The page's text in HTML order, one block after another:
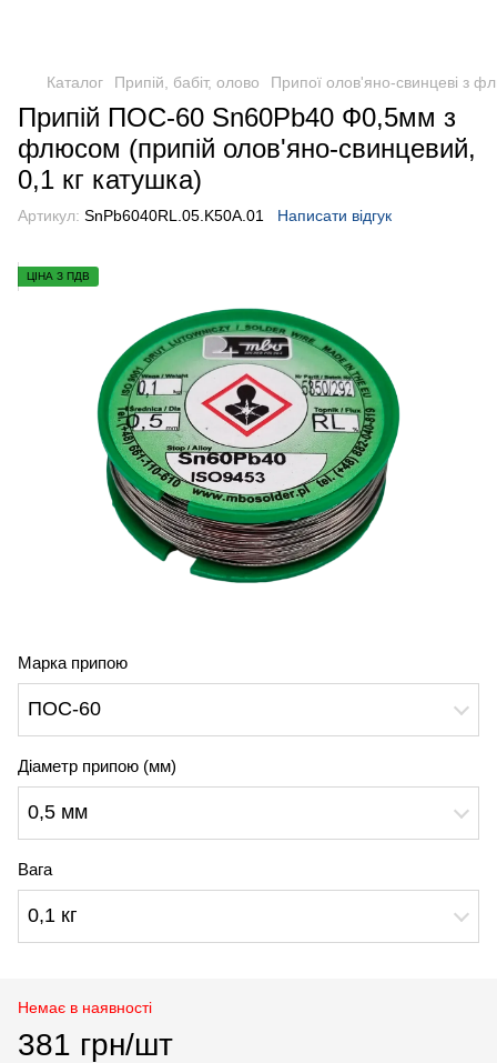
Каталог Припій, бабіт, олово Припої олов'яно-свинцеві з
Припій ПОС-60 Sn60Pb40 Ф0,5мм з
флюсом (припій олов'яно-свинцевий,
0,1 кг катушка)
Артикул: SnPb6040RL.05.K50A.01 Написати відгук
ЦІНА З ПДВ
Марка припою
ПОС-60
Діаметр припою (мм)
0,5 мм
Вага
0,1 кг
Немає в наявності
381 грн/шт